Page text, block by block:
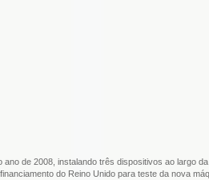
de 2008, instalando três dispositivos ao largo da
do Reino Unido para teste da nova